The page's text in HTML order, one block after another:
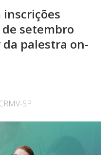
inscrições
setembro
palestra on-
SP